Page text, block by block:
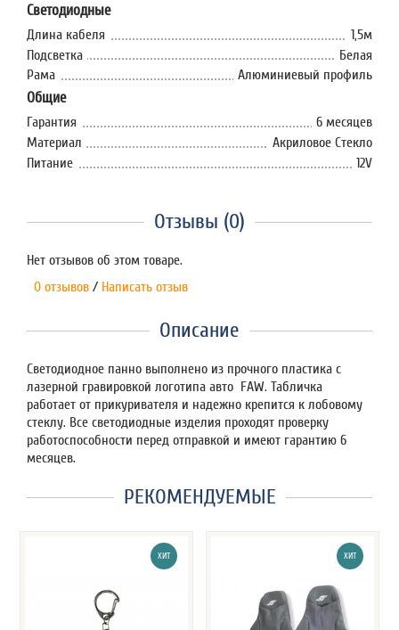
Светодиодные
Длина кабеля
1,5м
Подсветка
Белая
Рама
Алюминиевый профиль
Общие
Гарантия
6 месяцев
Материал
Акриловое Стекло
Питание
12V
Отзывы (0)
Нет отзывов об этом товаре.
0 отзывов / Написать отзыв
Описание
Светодиодное панно выполнено из прочного пластика с
лазерной гравировкой логотипа авто FAW. Табличка
работает от прикуривателя и надежно крепится к лобовому
стеклу. Все светодиодные изделия проходят проверку
работоспособности перед отправкой и имеют гарантию 6
месяцев.
РЕКОМЕНДУЕМЫЕ
ХИТ ХИТ